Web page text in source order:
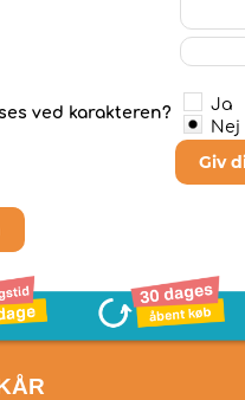
ved karakteren?
Ja
Nej
Giv